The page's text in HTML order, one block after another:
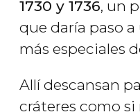
1730 y 1736, un
que daría paso
más especiales
Allí descansan
cráteres como